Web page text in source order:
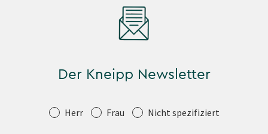
Der Kneipp Newsletter
Anrede Herr Frau Nicht spezifiziert